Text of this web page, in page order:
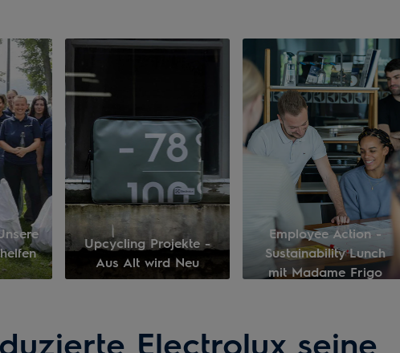
Upcycling Projekte -
Aus Alt wird Neu
Employee Action -
Sustainability Lunch
mit Madame Frigo
Electrolux seine